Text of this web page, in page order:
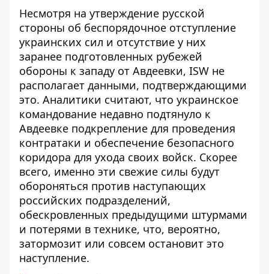
Несмотря на утверждение русской
стороны об беспорядочное отступление
украинских сил и отсутствие у них
заранее подготовленных рубежей
обороны к западу от Авдеевки, ISW не
располагает данными, подтверждающими
это. Аналитики считают, что украинское
командование недавно подтянуло к
Авдеевке подкрепление для проведения
контратаки и обеспечение безопасного
коридора для ухода своих войск. Скорее
всего, именно эти свежие силы будут
обороняться против наступающих
российских подразделений,
обескровленных предыдущими штурмами
и потерями в технике, что, вероятно,
затормозит или совсем остановит это
наступление.